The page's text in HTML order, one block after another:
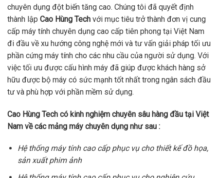
chuyên dụng đột biến tăng cao. Chúng tôi đã quyết định
thành lập Cao Hùng Tech với mục tiêu trở thành đơn vị cung
cấp máy tính chuyên dụng cao cấp tiên phong tại Việt Nam
đi đầu về xu hướng công nghệ mới và tư vấn giải pháp tối ưu
phần cứng máy tính cho các nhu cầu của người sử dụng. Với
việc tối ưu được cấu hình máy đã giúp được khách hàng sở
hữu được bộ máy có sức mạnh tốt nhất trong ngân sách đầu
tư và phù hợp với phần mềm sử dụng.
Cao Hùng Tech có kinh nghiệm chuyên sâu hàng đầu tại Việt
Nam về các mảng máy chuyên dụng như sau :
Hệ thống máy tính cao cấp phục vụ cho thiết kế đồ họa,
sản xuất phim ảnh